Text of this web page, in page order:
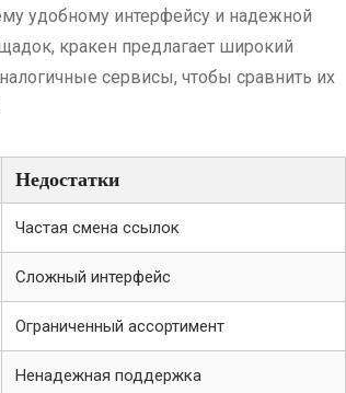
удобному интерфейсу и надежной
кракен предлагает широкий
сервисы, чтобы сравнить их
Недостатки
Частая смена ссылок
Сложный интерфейс
Ограниченный ассортимент
Ненадежная поддержка